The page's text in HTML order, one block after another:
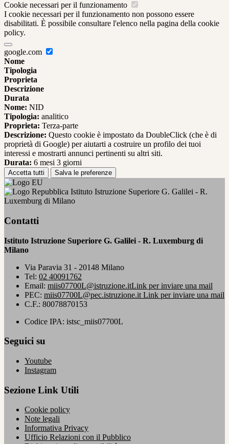
Cookie necessari per il funzionamento
I cookie necessari per il funzionamento non possono essere
disabilitati. È possibile consultare l'elenco nella pagina della cookie
policy.
google.com
Nome
Tipologia
Proprieta
Descrizione
Durata
Nome: NID
Tipologia: analitico
Proprieta: Terza-parte
Descrizione: Questo cookie è impostato da DoubleClick (che è di
proprietà di Google) per aiutarti a costruire un profilo dei tuoi
interessi e mostrarti annunci pertinenti su altri siti.
Durata: 6 mesi 3 giorni
Accetta tutti Salva le preferenze
Istituto Istruzione Superiore G. Galilei - R.
Luxemburg di Milano
Contatti
Istituto Istruzione Superiore G. Galilei - R. Luxemburg di
Milano
Via Paravia 31 - 20148 Milano
Tel: 02 40091762
Email: miis07700L@istruzione.itLink per inviare una mail
PEC: miis07700L@pec.istruzione.it Link per inviare una mail
C.F.: 80078870153
Codice IPA: istsc_miis07700L
Seguici su
Youtube
Instagram
Sezione Link Utili
Cookie policy
Note legali
Informativa Privacy
Ufficio Relazioni con il Pubblico